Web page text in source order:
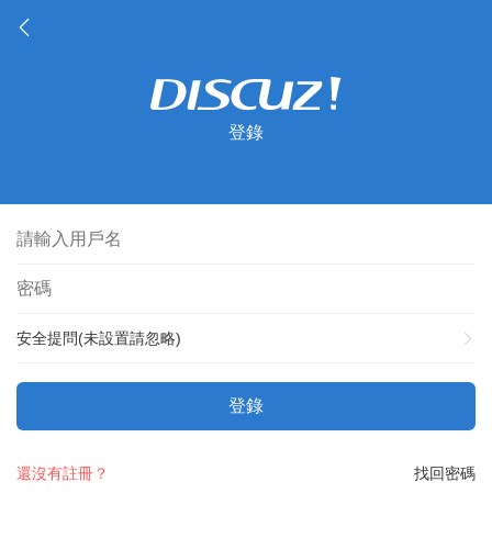
登錄
安全提問(未設置請忽略)
登錄
找回密碼
還沒有註冊？